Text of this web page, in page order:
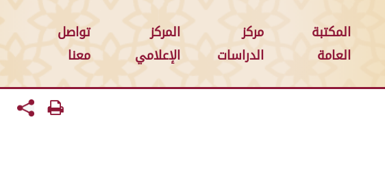
المكتبة
العامة
مركز
الدراسات
المركز
الإعلامي
تواصل
معنا